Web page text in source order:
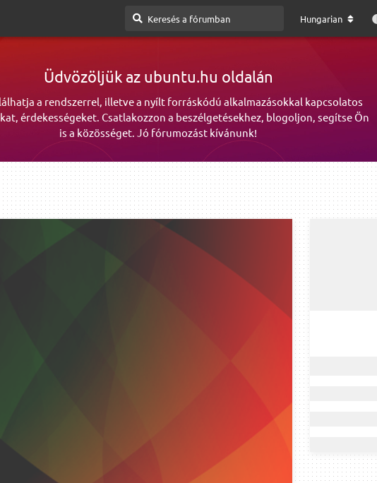
Hungarian
Üdvözöljük az ubuntu.hu oldalán
a rendszerrel, illetve a nyílt forráskódú alkalmazásokkal kapcsolatos
érdekességeket. Csatlakozzon a beszélgetésekhez, blogoljon, segítse Ön
is a közösséget. Jó fórumozást kívánunk!